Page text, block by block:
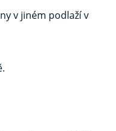
v jiném podlaží v